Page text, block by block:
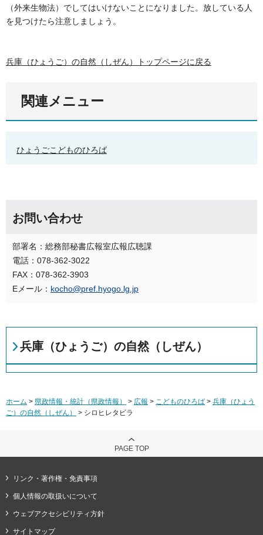
（外来生物法）でしてはいけないことになりました。放している人
を見つけたら注意しましょう。
兵庫（ひょうご）の自然（しぜん）トップページに戻る
関連メニュー
ひょうごこどものひろば
お問い合わせ
部署名：総務部秘書広報室広報広聴課
電話：078-362-3022
FAX：078-362-3903
Eメール： kocho@pref.hyogo.lg.jp
兵庫（ひょうご）の自然（しぜん）
ホーム > 県政情報・統計（県政情報） > 広報 > こどものひろば > 兵庫（ひょう
ご）の自然（しぜん）
> シロヒレタビラ
PAGE TOP
リンク・著作権・免責事項
個人情報の取扱いについて
ウェブアクセシビリティ方針
サイトマップ